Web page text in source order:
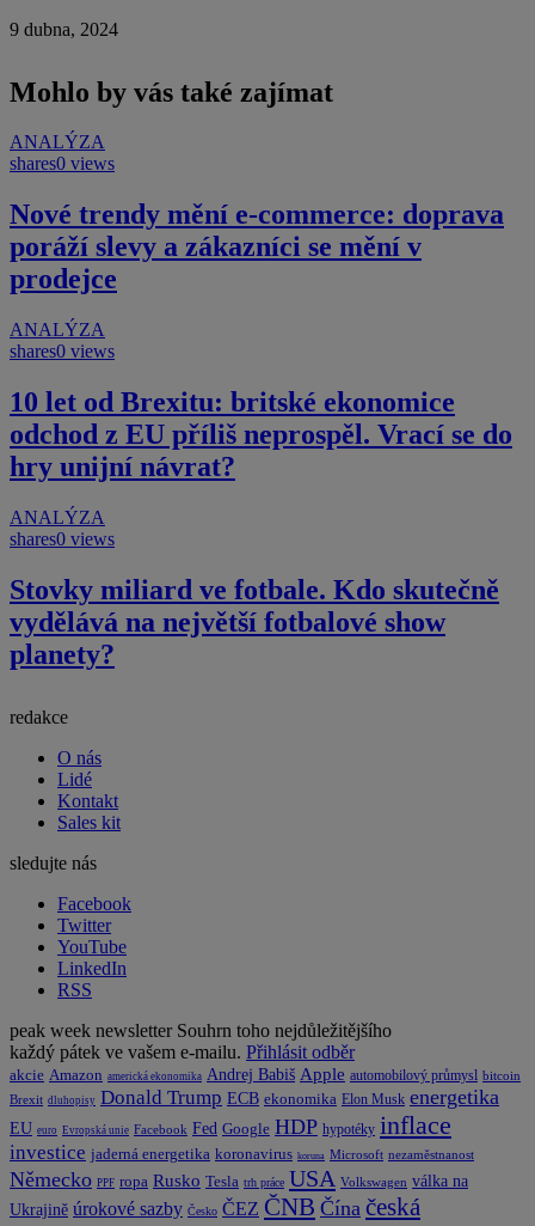
9 dubna, 2024
Mohlo by vás také zajímat
ANALÝZA
shares0 views
Nové trendy mění e-commerce: doprava
poráží slevy a zákazníci se mění v
prodejce
ANALÝZA
shares0 views
10 let od Brexitu: britské ekonomice
odchod z EU příliš neprospěl. Vrací se do
hry unijní návrat?
ANALÝZA
shares0 views
Stovky miliard ve fotbale. Kdo skutečně
vydělává na největší fotbalové show
planety?
redakce
O nás
Lidé
Kontakt
Sales kit
sledujte nás
Facebook
Twitter
YouTube
LinkedIn
RSS
peak week newsletter Souhrn toho nejdůležitějšího
každý pátek ve vašem e-mailu. Přihlásit odběr
akcie Amazon americká ekonomika Andrej Babiš Apple automobilový průmysl bitcoin
Brexit dluhopisy Donald Trump ECB ekonomika Elon Musk energetika
EU euro Evropská unie Facebook Fed Google HDP hypotéky inflace
investice jaderná energetika koronavirus koruna Microsoft nezaměstnanost
Německo PPF ropa Rusko Tesla trh práce USA Volkswagen válka na
Ukrajině úrokové sazby Česko ČEZ ČNB Čína česká